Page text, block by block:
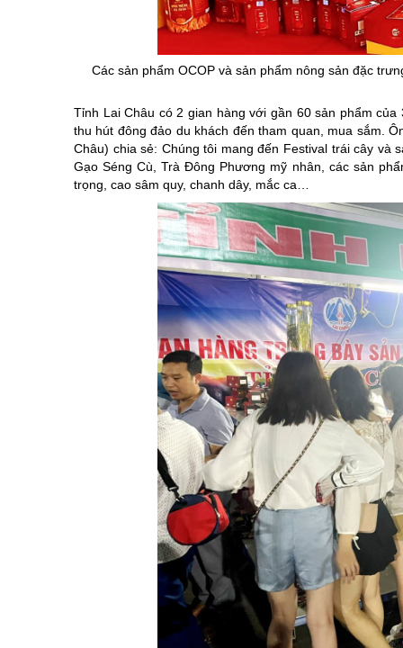
Các sản phẩm OCOP và sản phẩm nông sản đặc
Tỉnh Lai Châu có 2 gian hàng với gần 60 sản phẩm
thu hút đông đảo du khách đến tham quan, mua sắm.
Châu) chia sẻ: Chúng tôi mang đến Festival trái cây và
Gạo Séng Cù, Trà Đông Phương mỹ nhân, các sản
trọng, cao sâm quy, chanh dây, mắc ca…